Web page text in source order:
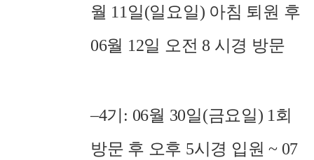
월 11 일(일요일) 아침 퇴원 후
06월 12일 오전 8 시경 방문
–4기 : 06월 30일(금요일) 1 회
방문 후 오후 5시경 입원~ 07